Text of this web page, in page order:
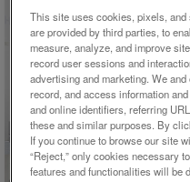
This site uses cookies, pixels,
are provided by third parties, to
measure, analyze, and improve
record user sessions and
advertising and marketing. We
record, and access information
and online identifiers, referring
these and similar purposes. By
If you continue to browse our site
“Reject,” only cookies necessary
features and functionalities will be